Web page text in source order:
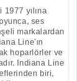
1977 yılına
ses
markalardan
Line'ın
hoparlörler ve
Indiana Line
biri,